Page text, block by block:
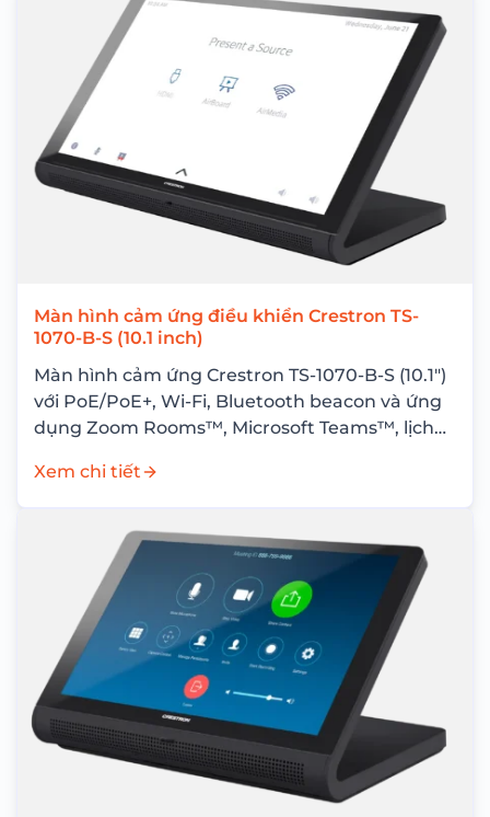
Màn hình cảm ứng điều khiển Crestron TS-
1070-B-S (10.1 inch)
Màn hình cảm ứng Crestron TS-1070-B-S (10.1″)
với PoE/PoE+, Wi-Fi, Bluetooth beacon và ứng
dụng Zoom Rooms™, Microsoft Teams™, lịch
doanh...
Xem chi tiết